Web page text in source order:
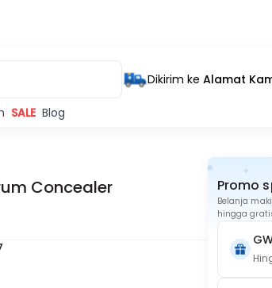
Dikirim ke Alamat
SALE Blog
Concealer Promo
Belanja
hingga